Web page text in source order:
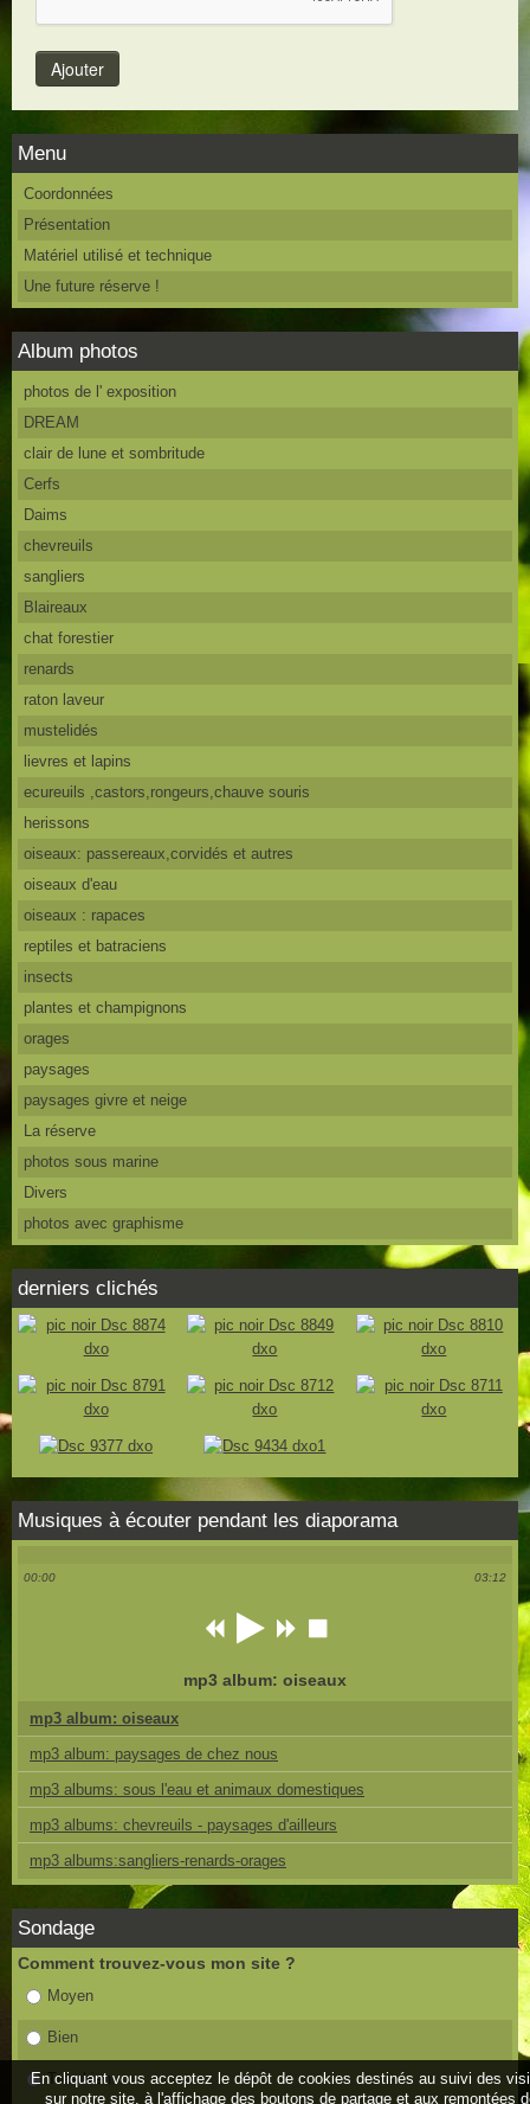
Menu
Coordonnées
Présentation
Matériel utilisé et technique
Une future réserve !
Album photos
photos de l' exposition
DREAM
clair de lune et sombritude
Cerfs
Daims
chevreuils
sangliers
Blaireaux
chat forestier
renards
raton laveur
mustelidés
lievres et lapins
ecureuils ,castors,rongeurs,chauve souris
herissons
oiseaux: passereaux,corvidés et autres
oiseaux d'eau
oiseaux : rapaces
reptiles et batraciens
insects
plantes et champignons
orages
paysages
paysages givre et neige
La réserve
photos sous marine
Divers
photos avec graphisme
derniers clichés
Musiques à écouter pendant les diaporama
00:00 03:12
mp3 album: oiseaux
mp3 album: oiseaux
mp3 album: paysages de chez nous
mp3 albums: sous l'eau et animaux domestiques
mp3 albums: chevreuils - paysages d'ailleurs
mp3 albums:sangliers-renards-orages
Sondage
Comment trouvez-vous mon site ?
Moyen
Bien
Très bien
En cliquant vous acceptez le dépôt de cookies destinés au suivi des
sur notre site, à l'affichage des boutons de partage et aux remontées